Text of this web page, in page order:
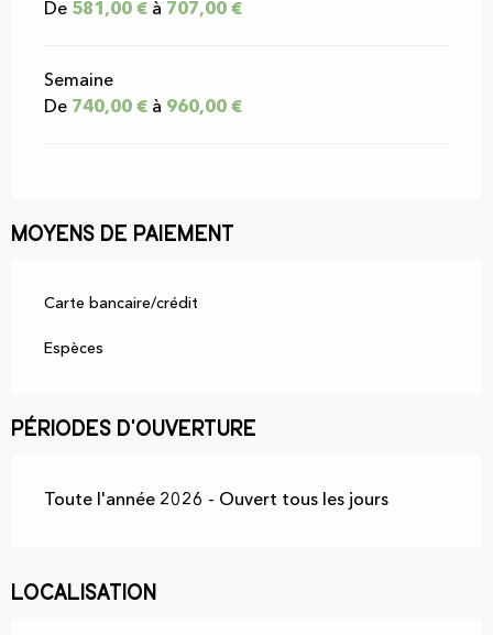
De 581,00 € à 707,00 €
Semaine
De 740,00 € à 960,00 €
Moyens de paiement
Carte bancaire/crédit
Espèces
Périodes d'ouverture
Toute l'année 2026 - Ouvert tous les jours
Localisation